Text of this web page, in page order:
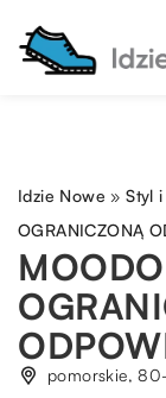
Idzie Nowe »Styl
OGRANICZONĄ
pomorskie,